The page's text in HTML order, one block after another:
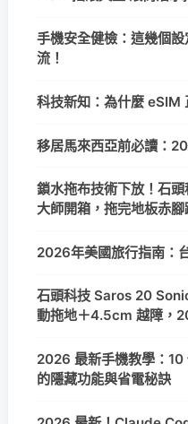
手機安全健檢：這幾個
流！
科技新知：為什麼 eSIM
移居馬來西亞前必讀：
鎖水拖布技術下放！石
大師開箱，拖完地板赤
2026年美國旅行指南：
石頭科技 Saros 20
動拖地＋4.5cm 越障，
2026 最新手機教學：
的隱藏功能與省電秘訣